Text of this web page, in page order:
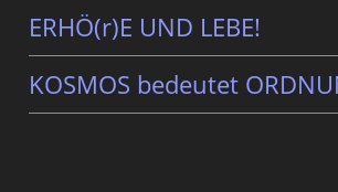
ERHÖ(r)E UND LEBE!
KOSMOS bedeutet